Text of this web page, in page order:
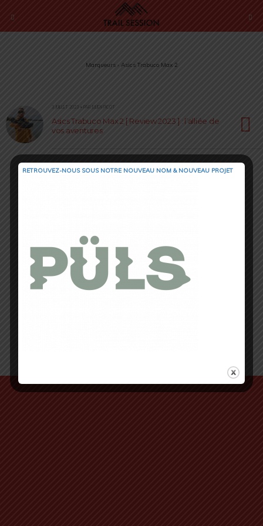
Marqueurs › Asics Trabuco Max 2
3 JUILLET 2023 • PAR JULIEN PICOT
Asics Trabuco Max 2 [ Review 2023 ] : l’alliée de
vos aventures
RETROUVEZ-NOUS SOUS NOTRE NOUVEAU NOM & NOUVEAU PROJET